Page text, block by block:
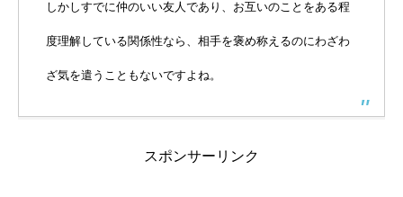
しかしすでに仲のいい友人であり、お互いのことをある程
度理解している関係性なら、相手を褒め称えるのにわざわ
ざ気を遣うこともないですよね。
スポンサーリンク